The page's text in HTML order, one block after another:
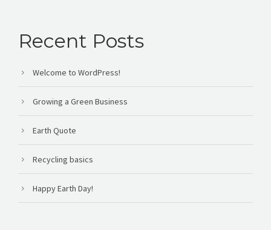
Recent Posts
Welcome to WordPress!
Growing a Green Business
Earth Quote
Recycling basics
Happy Earth Day!